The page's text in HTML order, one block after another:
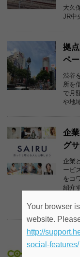
大久
JR中
拠
ペ
渋谷
所を
で月
や地
企
グ
企業
ービ
をコ
紹介
を
キン
リ
Your browser
website.
http://
social-features/